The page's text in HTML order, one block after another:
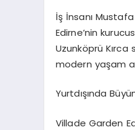
İş İnsanı
Edirne’nin
Uzunköprü
modern yaşam
Yurtdışında
Villade Garden